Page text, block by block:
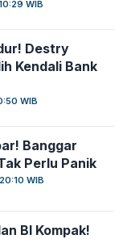
WIB
Destry
Kendali Bank
WIB
Banggar
Perlu Panik
20:10 WIB
BI Kompak!